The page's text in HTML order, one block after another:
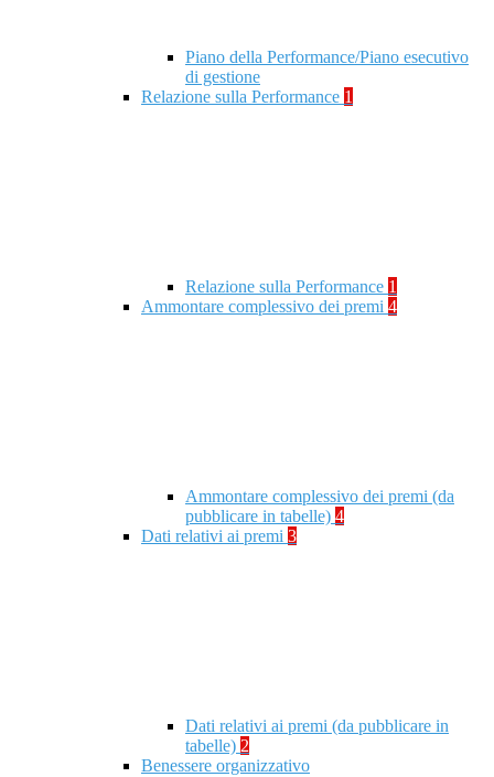
Piano della Performance/Piano esecutivo
di gestione
Relazione sulla Performance 1
Relazione sulla Performance 1
Ammontare complessivo dei premi 4
Ammontare complessivo dei premi (da
pubblicare in tabelle) 4
Dati relativi ai premi 3
Dati relativi ai premi (da pubblicare in
tabelle) 2
Benessere organizzativo